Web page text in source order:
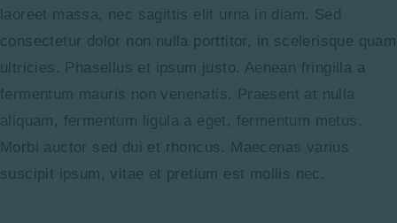
laoreet massa, nec sagittis elit urna in diam. Sed
consectetur dolor non nulla porttitor, in scelerisque quam
ultricies. Phasellus et ipsum justo. Aenean fringilla a
fermentum mauris non venenatis. Praesent at nulla
aliquam, fermentum ligula a eget, fermentum metus.
Morbi auctor sed dui et rhoncus. Maecenas varius
suscipit ipsum, vitae et pretium est mollis nec.